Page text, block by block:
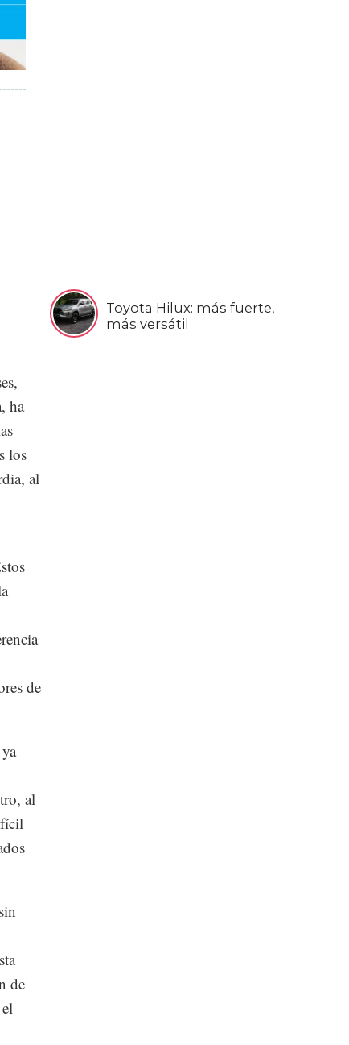
Toyota Hilux: más fuerte,
más versátil
ha
los
al
de
al
de